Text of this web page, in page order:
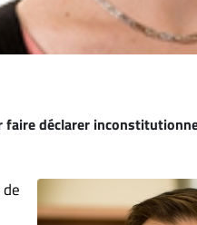
déclarer